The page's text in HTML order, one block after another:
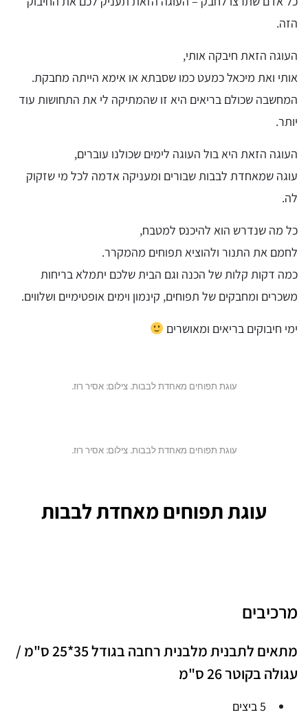
הזה.
העוגה הזאת חיבקה אותי,
אותי ואת מיכאל כמעט כמו שסבתא או אימא הייתה מחבקת.
המחשבה שכולם בריאים היא זו שהמתיקה לי את התחושות עוד
יותר.
העוגה הזאת היא בול העוגה לימים שכולנו עוברים,
עוגה שמאחדת לבבות שבורים ומעניקה אדמה לכל מי שזקוק
לה.
כל מה שנדרש הוא להיכנס למטבח,
לחמם את התנור ולהוציא תפוחים מהמקרר.
כמה דקות קלות של הכנה וגם הבית שלכם יתמלא בריחות
משכרים ומחבקים של תפוחים, קינמון וימים אופטימיים ושלווים.
ימי חיבוקים בריאים ומאושרים
עוגת תפוחים מאחדת לבבות. צילום: אסיר רוז.
עוגת תפוחים מאחדת לבבות. צילום: אסיר רוז.
עוגת תפוחים מאחדת לבבות
מרכיבים
מתאים לתבנית מלבנית רחבה בגודל 35*25 ס"מ /
עגולה בקוטר 26 ס"מ
5 ביצים